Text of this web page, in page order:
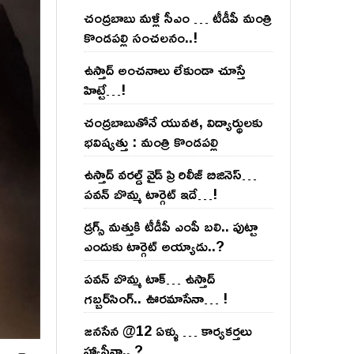
చంద్ర‌బాబు మ‌ళ్లీ సీఎం … టీడీపీ మంత్రి
కొండ‌ప‌ల్లి సంచ‌ల‌నం..!
ఉస్తాద్ అంచ‌నాలు లేకుండా చూస్తే
హిట్టే…!
చంద్ర‌బాబుతోనే యువ‌త‌, విద్యార్థుల‌కు
భ‌విష్య‌త్తు : మంత్రి కొండ‌ప‌ల్లి
ఉస్తాద్ వ‌ర‌ల్డ్ వైడ్ ప్రి రిలీజ్ బిజినెస్‌…
ప‌వ‌న్ బొమ్మ టార్గెట్ ఇదే…!
డ్రగ్స్ మత్తుకి టీడీపీ ఎంపీ బలి.. పుట్టా
ఎందుకు టార్గెట్ అయ్యాడు..?
ప‌వ‌న్ బొమ్మ టాక్‌… ఉస్తాద్
గ‌బ్బ‌ర్‌సింగ్‌.. ఊర‌మాసేనా… !
జనసేన @12 ఏళ్ళు … కార్యకర్తలు